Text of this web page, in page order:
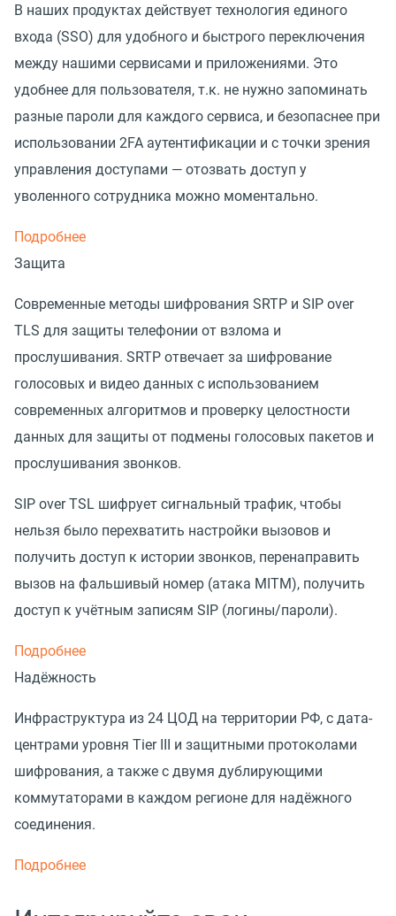
В наших продуктах действует технология единого
входа (SSO) для удобного и быстрого переключения
между нашими сервисами и приложениями. Это
удобнее для пользователя, т.к. не нужно запоминать
разные пароли для каждого сервиса, и безопаснее при
использовании 2FA аутентификации и с точки зрения
управления доступами — отозвать доступ у
уволенного сотрудника можно моментально.
Подробнее
Защита
Современные методы шифрования SRTP и SIP over
TLS для защиты телефонии от взлома и
прослушивания. SRTP отвечает за шифрование
голосовых и видео данных с использованием
современных алгоритмов и проверку целостности
данных для защиты от подмены голосовых пакетов и
прослушивания звонков.
SIP over TSL шифрует сигнальный трафик, чтобы
нельзя было перехватить настройки вызовов и
получить доступ к истории звонков, перенаправить
вызов на фальшивый номер (атака MITM), получить
доступ к учётным записям SIP (логины/пароли).
Подробнее
Надёжность
Инфраструктура из 24 ЦОД на территории РФ, с дата-
центрами уровня Tier III и защитными протоколами
шифрования, а также с двумя дублирующими
коммутаторами в каждом регионе для надёжного
соединения.
Подробнее